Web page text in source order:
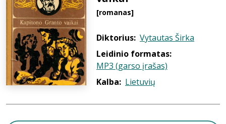
[romanas]
Diktorius: Vytautas Širka
Leidinio formatas:
MP3 (garso įrašas)
Kalba: Lietuvių